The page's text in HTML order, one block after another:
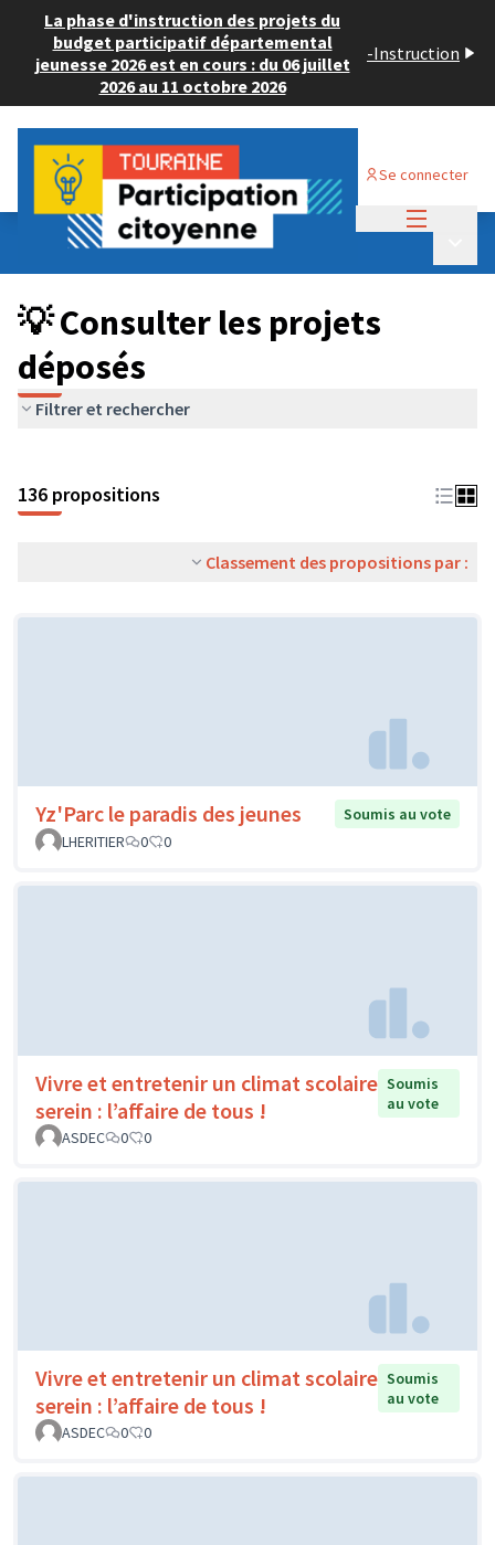
La phase d'instruction des projets du
budget participatif départemental
jeunesse 2026 est en cours : du 06 juillet
2026 au 11 octobre 2026
-Instruction
Se connecter
Budget Participatif JEUNESSE 2024
💡 Consulter les projets déposés
💡 Consulter les projets
déposés
Filtrer et rechercher
136 propositions
Classement des propositions par :
Yz'Parc le paradis des jeunes
Soumis au vote
LHERITIER
0 0
Vivre et entretenir un climat scolaire
serein : l’affaire de tous !
Soumis
au vote
ASDEC
0 0
Vivre et entretenir un climat scolaire
serein : l’affaire de tous !
Soumis
au vote
ASDEC
0 0